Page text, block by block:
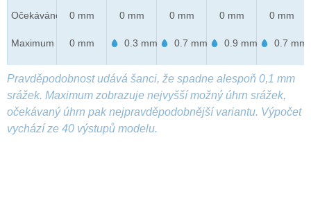
Očekáváno
Maximum
0 mm
0 mm
0 mm
0.3 mm
0 mm
0.7 mm
0 mm
0.9 mm
0 mm
0.7 mm
Pravděpodobnost udává šanci, že spadne alespoň 0,1 mm
srážek. Maximum zobrazuje nejvyšší možný úhrn srážek,
očekávaný úhrn pak nejpravděpodobnější variantu. Výpočet
vychází ze 40 výstupů modelu.